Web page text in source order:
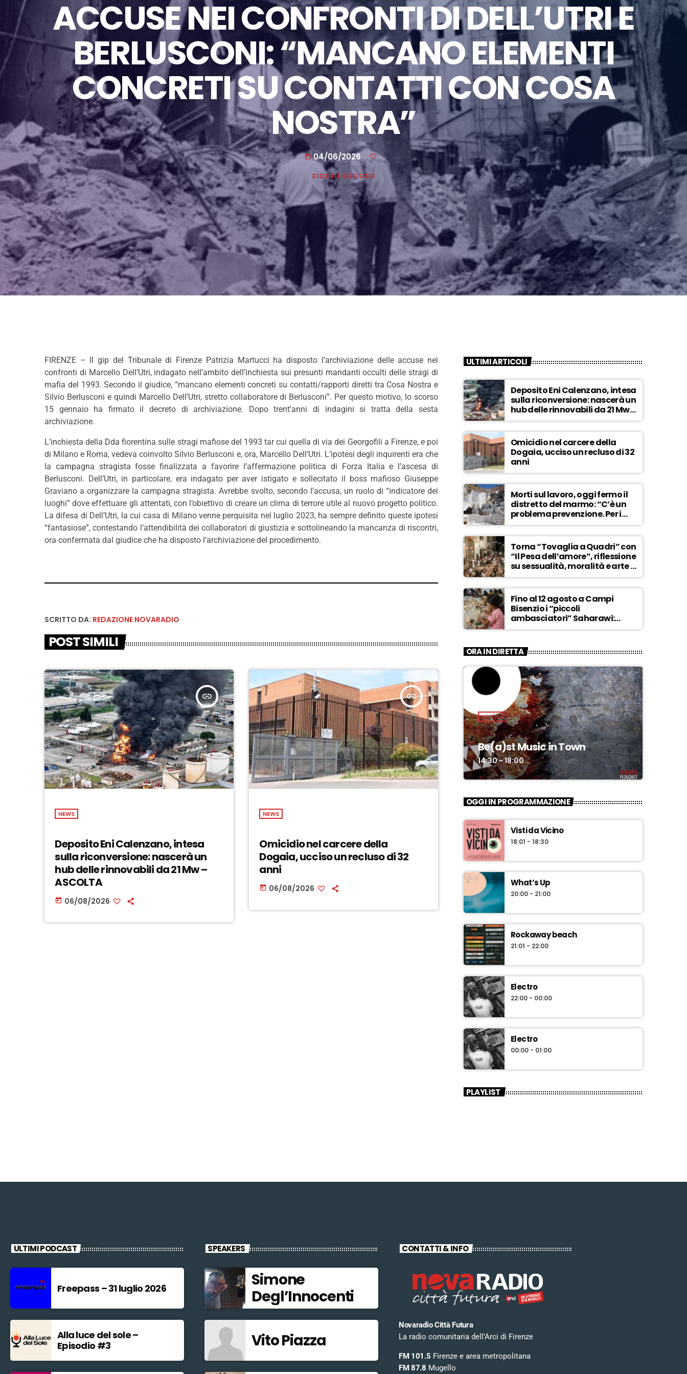
ACCUSE NEI CONFRONTI DI DELL’UTRI E
BERLUSCONI: “MANCANO ELEMENTI
CONCRETI SU CONTATTI CON COSA
NOSTRA”
today 04/06/2026
FIRENZE – Il gip del Tribunale di Firenze Patrizia Martucci ha disposto l’archiviazione delle accuse nei
confronti di Marcello Dell’Utri, indagato nell’ambito dell’inchiesta sui presunti mandanti occulti delle stragi di
mafia del 1993. Secondo il giudice, “mancano elementi concreti su contatti/rapporti diretti tra Cosa Nostra e
Silvio Berlusconi e quindi Marcello Dell’Utri, stretto collaboratore di Berlusconi”. Per questo motivo, lo scorso
15 gennaio ha firmato il decreto di archiviazione. Dopo trent’anni di indagini si tratta della sesta
archiviazione.
L’inchiesta della Dda fiorentina sulle stragi mafiose del 1993 tar cui quella di via dei Georgofili a Firenze, e poi
di Milano e Roma, vedeva coinvolto Silvio Berlusconi e, ora, Marcello Dell’Utri. L’ipotesi degli inquirenti era che
la campagna stragista fosse finalizzata a favorire l’affermazione politica di Forza Italia e l’ascesa di
Berlusconi. Dell’Utri, in particolare, era indagato per aver istigato e sollecitato il boss mafioso Giuseppe
Graviano a organizzare la campagna stragista. Avrebbe svolto, secondo l’accusa, un ruolo di “indicatore dei
luoghi” dove effettuare gli attentati, con l’obiettivo di creare un clima di terrore utile al nuovo progetto politico.
La difesa di Dell’Utri, la cui casa di Milano venne perquisita nel luglio 2023, ha sempre definito queste ipotesi
“fantasiose”, contestando l’attendibilità dei collaboratori di giustizia e sottolineando la mancanza di riscontri,
ora confermata dal giudice che ha disposto l’archiviazione del procedimento.
SCRITTO DA: REDAZIONE NOVARADIO
POST SIMILI
insert_link
NEWS
Deposito Eni Calenzano, intesa
sulla riconversione: nascerà un
hub delle rinnovabili da 21 Mw –
ASCOLTA
today 06/08/2026
insert_link
NEWS
Omicidio nel carcere della
Dogaia, ucciso un recluso di 32
anni
today 06/08/2026
ULTIMI ARTICOLI
Deposito Eni Calenzano, intesa
sulla riconversione: nascerà un
hub delle rinnovabili da 21 Mw –
ASCOLTA
Omicidio nel carcere della
Dogaia, ucciso un recluso di 32
anni
Morti sul lavoro, oggi fermo il
distretto del marmo: “C’è un
problema prevenzione. Per i
controlli, un solo ispettore” –
ASCOLTA
Torna “Tovaglia a Quadri” con
“Il Pesa dell’amore”, riflessione
su sessualità, moralità e arte –
ASCOLTA
Fino al 12 agosto a Campi
Bisenzio i “piccoli
ambasciatori” Saharawi:
“Sostenere la loro causa,
invadente” – ASCOLTA
ORA IN DIRETTA
MUSICA
Be(a)st Music in Town
14:30 - 18:00
OGGI IN PROGRAMMAZIONE
Visti da Vicino
18:01 - 18:30
What’s Up
20:00 - 21:00
Rockaway beach
21:01 - 22:00
Electro
22:00 - 00:00
Electro
00:00 - 01:00
PLAYLIST
ULTIMI PODCAST
Freepass – 31 luglio 2026
Alla luce del sole –
Episodio #3
SPEAKERS
Simone
Degl’Innocenti
Vito Piazza
CONTATTI & INFO
Novaradio Città Futura
La radio comunitaria dell’Arci di Firenze
FM 101.5 Firenze e area metropolitana
FM 87.8 Mugello